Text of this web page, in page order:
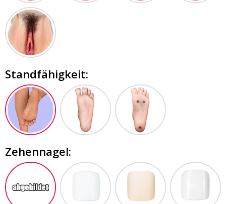
Standfähigkeit:
Zehennagel: